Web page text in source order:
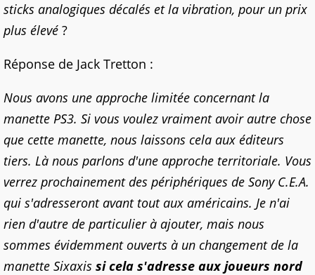
sticks analogiques décalés et la vibration, pour un prix
plus élevé ?
Réponse de Jack Tretton :
Nous avons une approche limitée concernant la
manette PS3. Si vous voulez vraiment avoir autre chose
que cette manette, nous laissons cela aux éditeurs
tiers. Là nous parlons d'une approche territoriale. Vous
verrez prochainement des périphériques de Sony C.E.A.
qui s'adresseront avant tout aux américains. Je n'ai
rien d'autre de particulier à ajouter, mais nous
sommes évidemment ouverts à un changement de la
manette Sixaxis si cela s'adresse aux joueurs nord